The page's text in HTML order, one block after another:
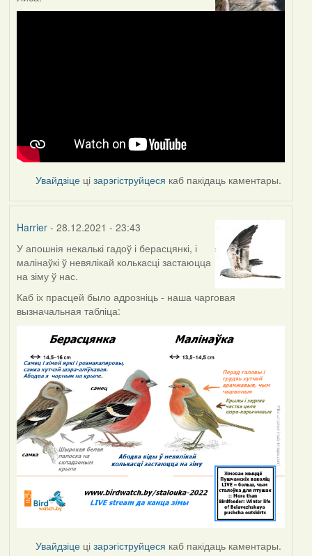
Увайдзіце цізарэгіструйцеся каб пакідаць каментары.
Harrier- 28.12.2021 - 23:43
У апошнія некалькі гадоў і берасцянкі, і
малінаўкі ў невялікай колькасці застаюцца
на зіму ў нас.
Каб іх прасцей было адрозніць - наша чарговая
вызначальная табліца:
Увайдзіце цізарэгіструйцеся каб пакідаць каментары.